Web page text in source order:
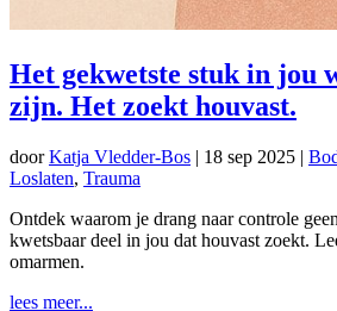
Het gekwetste stuk in jou
zijn. Het zoekt houvast.
doorKatja Vledder-Bos | 18 sep 2025 |
Loslaten, Trauma
Ontdek waarom je drang naar controle
kwetsbaar deel in jou dat houvast zoekt.
omarmen.
lees meer...